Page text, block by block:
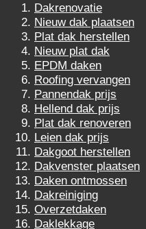
Dakrenovatie
Nieuw dak plaatsen
Plat dak herstellen
Nieuw plat dak
EPDM daken
Roofing vervangen
Pannendak prijs
Hellend dak prijs
Plat dak renoveren
Leien dak prijs
Dakgoot herstellen
Dakvenster plaatsen
Daken ontmossen
Dakreiniging
Overzetdaken
Daklekkage